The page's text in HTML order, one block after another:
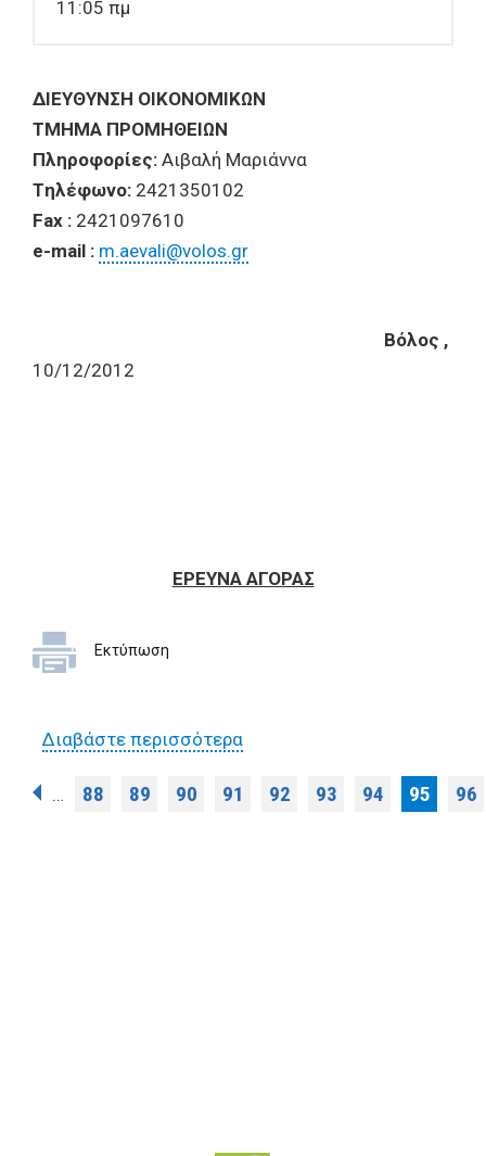
11:05 πμ
ΔIEYΘYNΣH OIKONOMIKΩN
TMHMA ΠPOMHΘEIΩN
Πληροφορίες: Αιβαλή Μαριάννα
Tηλέφωνο: 2421350102
Fax : 2421097610
e-mail : m.aevali@volos.gr
Bόλος ,
10/12/2012
ΕΡΕΥΝΑ ΑΓΟΡΑΣ
Εκτύπωση
Διαβάστε περισσότεραγια Έρευνα αγοράς για την
επιτραπέζιων διάτρητων
Σελίδες
… 88 89 90 91 92 93 94 95 96